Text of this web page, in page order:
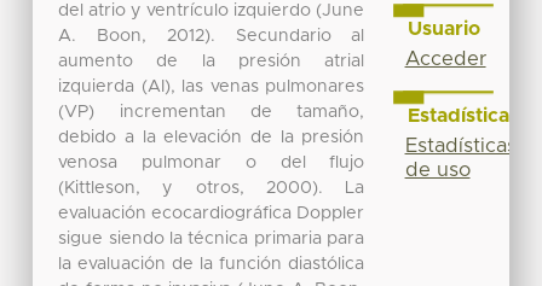
del atrio y ventrículo izquierdo (June
A. Boon, 2012). Secundario al
aumento de la presión atrial
izquierda (AI), las venas pulmonares
(VP) incrementan de tamaño,
debido a la elevación de la presión
venosa pulmonar o del flujo
(Kittleson, y otros, 2000). La
evaluación ecocardiográfica Doppler
sigue siendo la técnica primaria para
la evaluación de la función diastólica
Usuario
Acceder
Estadísticas
Estadísticas
de uso